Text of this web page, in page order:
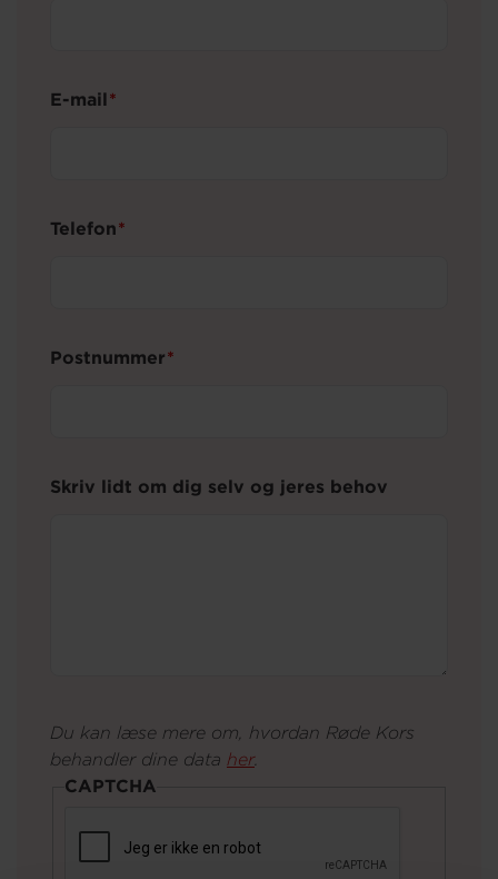
E-mail
Telefon
Postnummer
Skriv lidt om dig selv og jeres behov
Du kan læse mere om, hvordan Røde Kors
behandler dine data her.
CAPTCHA